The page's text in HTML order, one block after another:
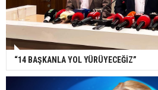
“14 BAŞKANLA YOL YÜRÜYECEĞİZ”